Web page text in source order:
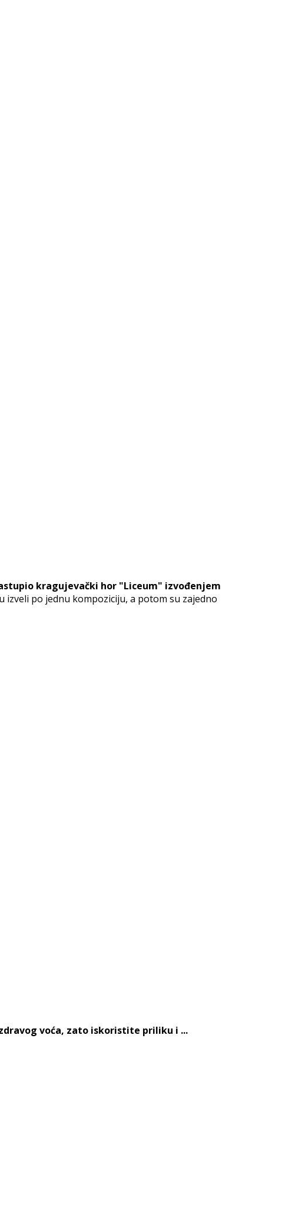
kragujevački hor "Liceum" izvođenjem
izveli po jednu kompoziciju, a potom su zajedno
voća, zato iskoristite priliku i ...